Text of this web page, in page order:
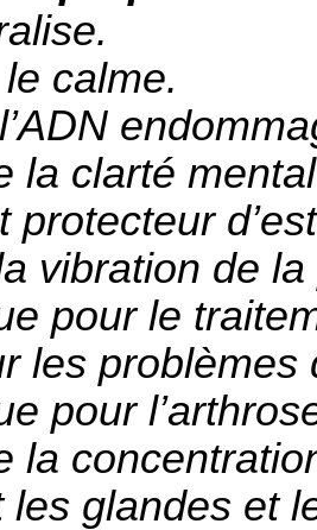
calme.
la clarté
protecteur
vibration de
pour le
les problèmes
pour
la
les glandes et